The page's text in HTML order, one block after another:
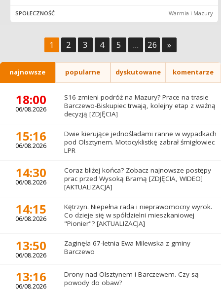
SPOŁECZNOŚĆ Warmia i Mazury
1 2 3 4 5 ... 26 »
najnowsze popularne dyskutowane komentarze
18:00
06/08.2026
S16 zmieni podróż na Mazury? Prace na trasie
Barczewo-Biskupiec trwają, kolejny etap z ważną
decyzją [ZDJĘCIA]
15:16
06/08.2026
Dwie kierujące jednośladami ranne w wypadkach
pod Olsztynem. Motocyklistkę zabrał śmigłowiec
LPR
14:30
06/08.2026
Coraz bliżej końca? Zobacz najnowsze postępy
prac przed Wysoką Bramą [ZDJĘCIA, WIDEO]
[AKTUALIZACJA]
14:15
06/08.2026
Kętrzyn. Niepełna rada i nieprawomocny wyrok.
Co dzieje się w spółdzielni mieszkaniowej
"Pionier"? [AKTUALIZACJA]
13:50
06/08.2026
Zaginęła 67-letnia Ewa Milewska z gminy
Barczewo
13:16
06/08.2026
Drony nad Olsztynem i Barczewem. Czy są
powody do obaw?